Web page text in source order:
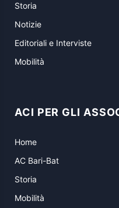
Storia
Notizie
Editoriali e Interviste
Mobilità
ACI PER GLI
Home
AC Bari-Bat
Storia
Mobilità